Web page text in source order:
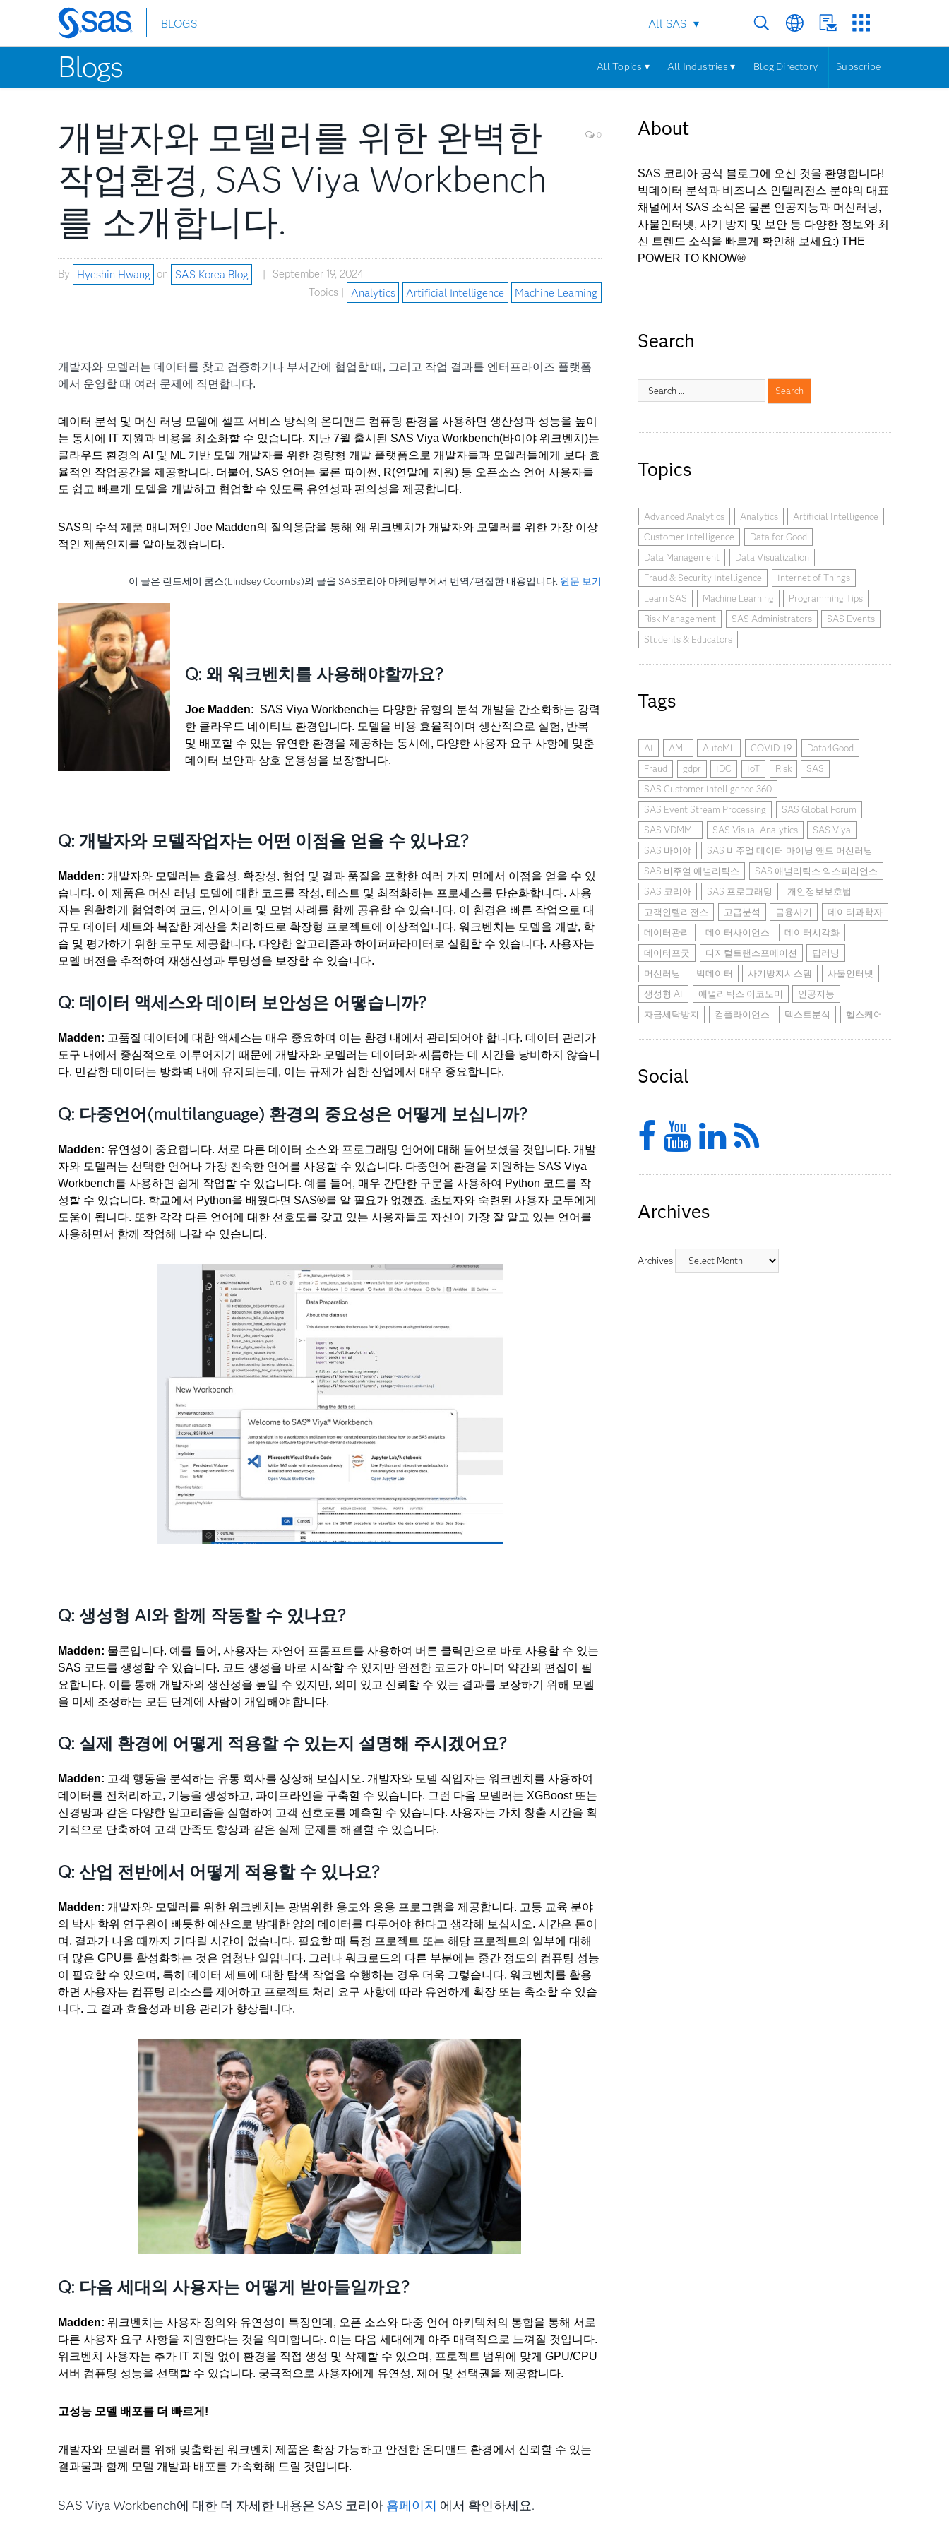
Skip
to
main
content
BLOGS All SAS
Blogs All Topics ▾ All Industries ▾ Blog Directory Subscribe
개발자와 모델러를 위한 완벽한
작업환경, SAS Viya Workbench
를 소개합니다.
0
By Hyeshin Hwang on SAS Korea Blog
September 19, 2024
Topics |
Analytics Artificial Intelligence Machine Learning
개발자와 모델러는 데이터를 찾고 검증하거나 부서간에 협업할 때, 그리고 작업 결과를 엔터프라이즈 플랫폼
에서 운영할 때 여러 문제에 직면합니다.
데이터 분석 및 머신 러닝 모델에 셀프 서비스 방식의 온디맨드 컴퓨팅 환경을 사용하면 생산성과 성능을 높이
는 동시에 IT 지원과 비용을 최소화할 수 있습니다. 지난 7월 출시된 SAS Viya Workbench(바이야 워크벤치)는
클라우드 환경의 AI 및 ML 기반 모델 개발자를 위한 경량형 개발 플랫폼으로 개발자들과 모델러들에게 보다 효
율적인 작업공간을 제공합니다. 더불어, SAS 언어는 물론 파이썬, R(연말에 지원) 등 오픈소스 언어 사용자들
도 쉽고 빠르게 모델을 개발하고 협업할 수 있도록 유연성과 편의성을 제공합니다.
SAS의 수석 제품 매니저인 Joe Madden의 질의응답을 통해 왜 워크벤치가 개발자와 모델러를 위한 가장 이상
적인 제품인지를 알아보겠습니다.
이 글은 린드세이 쿰스(Lindsey Coombs)의 글을 SAS코리아 마케팅부에서 번역/편집한 내용입니다. 원문 보기
Q: 왜 워크벤치를 사용해야할까요?
Joe Madden: SAS Viya Workbench는 다양한 유형의 분석 개발을 간소화하는 강력
한 클라우드 네이티브 환경입니다. 모델을 비용 효율적이며 생산적으로 실험, 반복
및 배포할 수 있는 유연한 환경을 제공하는 동시에, 다양한 사용자 요구 사항에 맞춘
데이터 보안과 상호 운용성을 보장합니다.
Q: 개발자와 모델작업자는 어떤 이점을 얻을 수 있나요?
Madden: 개발자와 모델러는 효율성, 확장성, 협업 및 결과 품질을 포함한 여러 가지 면에서 이점을 얻을 수 있
습니다. 이 제품은 머신 러닝 모델에 대한 코드를 작성, 테스트 및 최적화하는 프로세스를 단순화합니다. 사용
자는 원활하게 협업하여 코드, 인사이트 및 모범 사례를 함께 공유할 수 있습니다. 이 환경은 빠른 작업으로 대
규모 데이터 세트와 복잡한 계산을 처리하므로 확장형 프로젝트에 이상적입니다. 워크벤치는 모델을 개발, 학
습 및 평가하기 위한 도구도 제공합니다. 다양한 알고리즘과 하이퍼파라미터로 실험할 수 있습니다. 사용자는
모델 버전을 추적하여 재생산성과 투명성을 보장할 수 있습니다.
Q: 데이터 액세스와 데이터 보안성은 어떻습니까?
Madden: 고품질 데이터에 대한 액세스는 매우 중요하며 이는 환경 내에서 관리되어야 합니다. 데이터 관리가
도구 내에서 중심적으로 이루어지기 때문에 개발자와 모델러는 데이터와 씨름하는 데 시간을 낭비하지 않습니
다. 민감한 데이터는 방화벽 내에 유지되는데, 이는 규제가 심한 산업에서 매우 중요합니다.
Q: 다중언어(multilanguage) 환경의 중요성은 어떻게 보십니까?
Madden: 유연성이 중요합니다. 서로 다른 데이터 소스와 프로그래밍 언어에 대해 들어보셨을 것입니다. 개발
자와 모델러는 선택한 언어나 가장 친숙한 언어를 사용할 수 있습니다. 다중언어 환경을 지원하는 SAS Viya
Workbench를 사용하면 쉽게 작업할 수 있습니다. 예를 들어, 매우 간단한 구문을 사용하여 Python 코드를 작
성할 수 있습니다. 학교에서 Python을 배웠다면 SAS®를 알 필요가 없겠죠. 초보자와 숙련된 사용자 모두에게
도움이 됩니다. 또한 각각 다른 언어에 대한 선호도를 갖고 있는 사용자들도 자신이 가장 잘 알고 있는 언어를
사용하면서 함께 작업해 나갈 수 있습니다.
Q: 생성형 AI와 함께 작동할 수 있나요?
Madden: 물론입니다. 예를 들어, 사용자는 자연어 프롬프트를 사용하여 버튼 클릭만으로 바로 사용할 수 있는
SAS 코드를 생성할 수 있습니다. 코드 생성을 바로 시작할 수 있지만 완전한 코드가 아니며 약간의 편집이 필
요합니다. 이를 통해 개발자의 생산성을 높일 수 있지만, 의미 있고 신뢰할 수 있는 결과를 보장하기 위해 모델
을 미세 조정하는 모든 단계에 사람이 개입해야 합니다.
Q: 실제 환경에 어떻게 적용할 수 있는지 설명해 주시겠어요?
Madden: 고객 행동을 분석하는 유통 회사를 상상해 보십시오. 개발자와 모델 작업자는 워크벤치를 사용하여
데이터를 전처리하고, 기능을 생성하고, 파이프라인을 구축할 수 있습니다. 그런 다음 모델러는 XGBoost 또는
신경망과 같은 다양한 알고리즘을 실험하여 고객 선호도를 예측할 수 있습니다. 사용자는 가치 창출 시간을 획
기적으로 단축하여 고객 만족도 향상과 같은 실제 문제를 해결할 수 있습니다.
Q: 산업 전반에서 어떻게 적용할 수 있나요?
Madden: 개발자와 모델러를 위한 워크벤치는 광범위한 용도와 응용 프로그램을 제공합니다. 고등 교육 분야
의 박사 학위 연구원이 빠듯한 예산으로 방대한 양의 데이터를 다루어야 한다고 생각해 보십시오. 시간은 돈이
며, 결과가 나올 때까지 기다릴 시간이 없습니다. 필요할 때 특정 프로젝트 또는 해당 프로젝트의 일부에 대해
더 많은 GPU를 활성화하는 것은 엄청난 일입니다. 그러나 워크로드의 다른 부분에는 중간 정도의 컴퓨팅 성능
이 필요할 수 있으며, 특히 데이터 세트에 대한 탐색 작업을 수행하는 경우 더욱 그렇습니다. 워크벤치를 활용
하면 사용자는 컴퓨팅 리소스를 제어하고 프로젝트 처리 요구 사항에 따라 유연하게 확장 또는 축소할 수 있습
니다. 그 결과 효율성과 비용 관리가 향상됩니다.
Q: 다음 세대의 사용자는 어떻게 받아들일까요?
Madden: 워크벤치는 사용자 정의와 유연성이 특징인데, 오픈 소스와 다중 언어 아키텍처의 통합을 통해 서로
다른 사용자 요구 사항을 지원한다는 것을 의미합니다. 이는 다음 세대에게 아주 매력적으로 느껴질 것입니다.
워크벤치 사용자는 추가 IT 지원 없이 환경을 직접 생성 및 삭제할 수 있으며, 프로젝트 범위에 맞게 GPU/CPU
서버 컴퓨팅 성능을 선택할 수 있습니다. 궁극적으로 사용자에게 유연성, 제어 및 선택권을 제공합니다.
고성능 모델 배포를 더 빠르게!
개발자와 모델러를 위해 맞춤화된 워크벤치 제품은 확장 가능하고 안전한 온디맨드 환경에서 신뢰할 수 있는
결과물과 함께 모델 개발과 배포를 가속화해 드릴 것입니다.
SAS Viya Workbench에 대한 더 자세한 내용은 SAS 코리아 홈페이지 에서 확인하세요.
About
SAS 코리아 공식 블로그에 오신 것을 환영합니다!
빅데이터 분석과 비즈니스 인텔리전스 분야의 대표
채널에서 SAS 소식은 물론 인공지능과 머신러닝,
사물인터넷, 사기 방지 및 보안 등 다양한 정보와 최
신 트렌드 소식을 빠르게 확인해 보세요:) THE
POWER TO KNOW®
Search
Topics
Advanced Analytics Analytics
Artificial Intelligence
Customer Intelligence
Data for Good
Data Management
Data Visualization
Fraud & Security Intelligence
Internet of Things
Learn SAS
Machine Learning
Programming Tips
Risk Management
SAS Administrators
SAS Events
Students & Educators
Tags
AI AML AutoML COVID-19
Data4Good
Fraud
gdpr IDC IoT Risk
SAS
SAS Customer Intelligence 360
SAS Event Stream Processing
SAS Global Forum
SAS VDMML
SAS Visual Analytics
SAS Viya
SAS 바이야
SAS 비주얼 데이터 마이닝 앤드 머신러닝
SAS 비주얼 애널리틱스
SAS 애널리틱스 익스피리언스
SAS 코리아
SAS 프로그래밍
개인정보보호법
고객인텔리전스
고급분석 금융사기
데이터과학자
데이터관리
데이터사이언스
데이터시각화
데이터포굿
디지털트랜스포메이션
딥러닝
머신러닝
빅데이터 사기방지시스템
사물인터넷
생성형 AI
애널리틱스 이코노미
인공지능
자금세탁방지
컴플라이언스 텍스트분석 헬스케어
Social
Facebook
YouTube
LinkedIn
Feed
Archives
Archives